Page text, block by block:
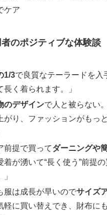
ケア
のポジティブな体験談
1/3で良質なテーラードを入
長く着られます。」
のデザインで人と被らない
がり、ファッションがもっ
前提で買ってダーニングや
着が湧いて“長く使う”前提
服は成長が早いのでサイズ
軽に買い替えでき、財布に